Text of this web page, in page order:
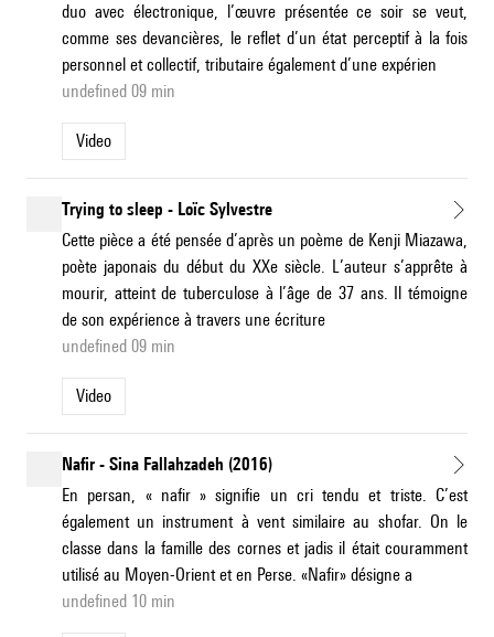
duo avec électronique, l’œuvre présentée ce soir se veut,
comme ses devancières, le reflet d’un état perceptif à la fois
personnel et collectif, tributaire également d’une expérien
undefined 09 min
Video
Trying to sleep - Loïc Sylvestre
Cette pièce a été pensée d’après un poème de Kenji Miazawa,
poète japonais du début du XXe siècle. L’auteur s’apprête à
mourir, atteint de tuberculose à l’âge de 37 ans. Il témoigne
de son expérience à travers une écriture
undefined 09 min
Video
Nafir - Sina Fallahzadeh (2016)
En persan, « nafir » signifie un cri tendu et triste. C’est
également un instrument à vent similaire au shofar. On le
classe dans la famille des cornes et jadis il était couramment
utilisé au Moyen-Orient et en Perse. «Nafir» désigne a
undefined 10 min